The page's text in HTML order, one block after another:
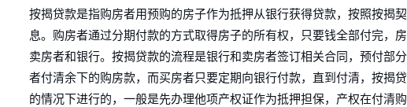
按揭贷款是指购房者用预购的房子作为抵押从银行获得贷款，按照按揭
息。购房者通过分期付款的方式取得房子的所有权，只要钱全部付完，
卖房者和银行。按揭贷款的流程是银行和卖房者签订相关合同，预付部
者付清余下的购房款，而买房者只要定期向银行付款，直到付清，按揭
的情况下进行的，一般是先办理他项产权证作为抵押担保，产权在付清